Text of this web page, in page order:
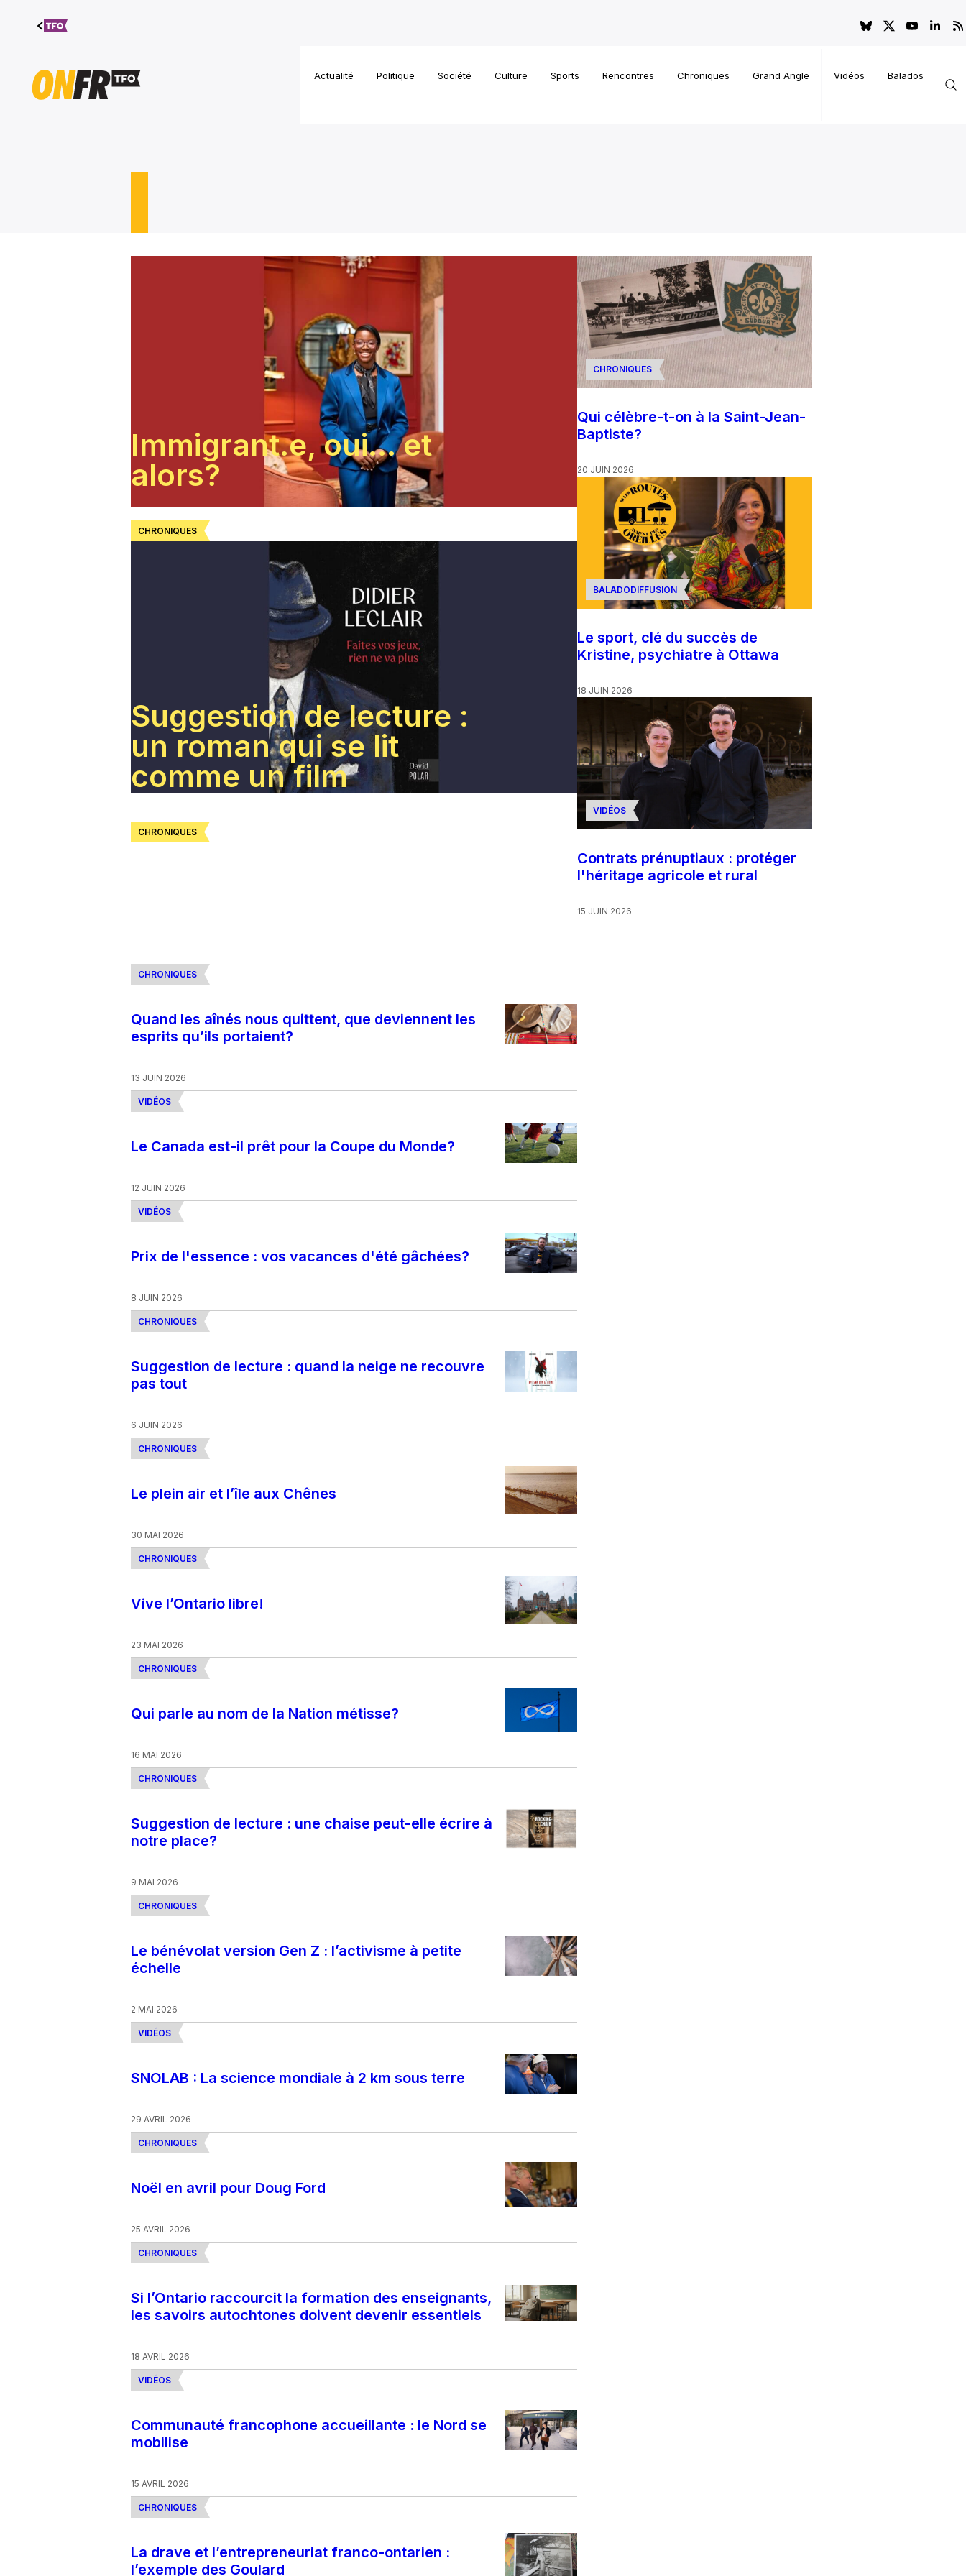
Aller au
contenu
Actualité Politique Société Culture Sports Rencontres Chroniques Grand Angle Vidéos Balados
CHRONIQUES
Immigrant.e, oui… et
alors?
CHRONIQUES
Suggestion de lecture :
un roman qui se lit
comme un film
CHRONIQUES
Qui célèbre-t-on à la Saint-Jean-
Baptiste?
20 JUIN 2026
BALADODIFFUSION
Le sport, clé du succès de
Kristine, psychiatre à Ottawa
18 JUIN 2026
VIDÉOS
Contrats prénuptiaux : protéger
l'héritage agricole et rural
15 JUIN 2026
CHRONIQUES
Quand les aînés nous quittent, que deviennent les
esprits qu’ils portaient?
13 JUIN 2026
VIDÉOS
Le Canada est-il prêt pour la Coupe du Monde?
12 JUIN 2026
VIDÉOS
Prix de l'essence : vos vacances d'été gâchées?
8 JUIN 2026
CHRONIQUES
Suggestion de lecture : quand la neige ne recouvre
pas tout
6 JUIN 2026
CHRONIQUES
Le plein air et l’île aux Chênes
30 MAI 2026
CHRONIQUES
Vive l’Ontario libre!
23 MAI 2026
CHRONIQUES
Qui parle au nom de la Nation métisse?
16 MAI 2026
CHRONIQUES
Suggestion de lecture : une chaise peut-elle écrire à
notre place?
9 MAI 2026
CHRONIQUES
Le bénévolat version Gen Z : l’activisme à petite
échelle
2 MAI 2026
VIDÉOS
SNOLAB : La science mondiale à 2 km sous terre
29 AVRIL 2026
CHRONIQUES
Noël en avril pour Doug Ford
25 AVRIL 2026
CHRONIQUES
Si l’Ontario raccourcit la formation des enseignants,
les savoirs autochtones doivent devenir essentiels
18 AVRIL 2026
VIDÉOS
Communauté francophone accueillante : le Nord se
mobilise
15 AVRIL 2026
CHRONIQUES
La drave et l’entrepreneuriat franco-ontarien :
l’exemple des Goulard